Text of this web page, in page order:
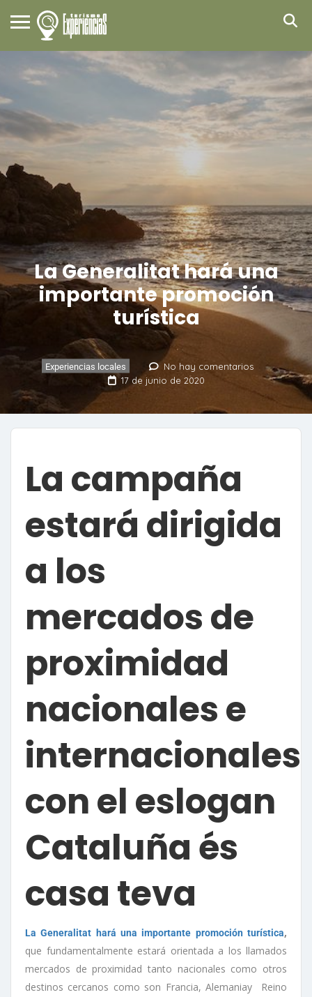
La Generalitat hará una
importante promoción
turística
Experiencias locales
No hay comentarios
17 de junio de 2020
La campaña
estará dirigida
a los
mercados de
proximidad
nacionales e
internacionales
con el eslogan
Cataluña és
casa teva
La Generalitat hará una importante promoción turística,
que fundamentalmente estará orientada a los llamados
mercados de proximidad tanto nacionales como otros
destinos cercanos como son Francia, Alemaniay Reino